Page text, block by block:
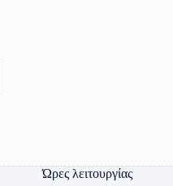
Ώρες λειτουργίας